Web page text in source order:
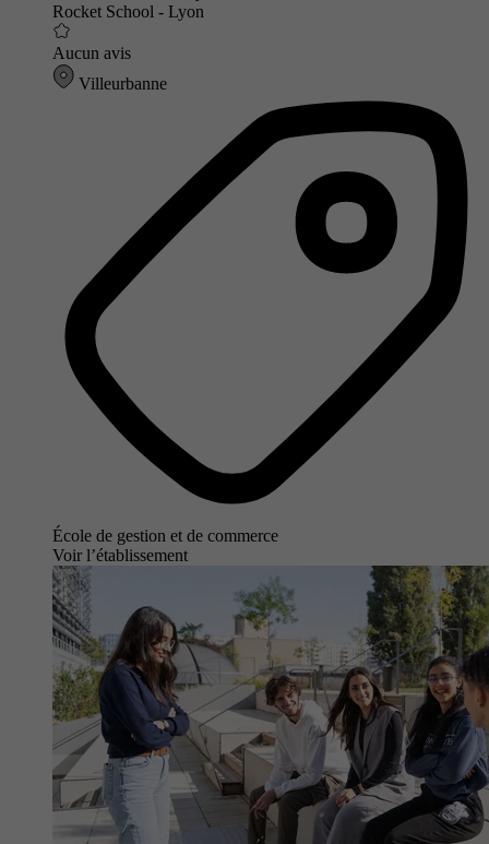
Rocket School - Lyon
Aucun avis
Villeurbanne
École de gestion et de commerce
Voir l’établissement